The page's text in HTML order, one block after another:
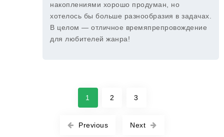
накоплениями хорошо продуман, но
хотелось бы больше разнообразия в задачах.
В целом — отличное времяпрепровождение
для любителей жанра!
Previous
1 2 3
Next